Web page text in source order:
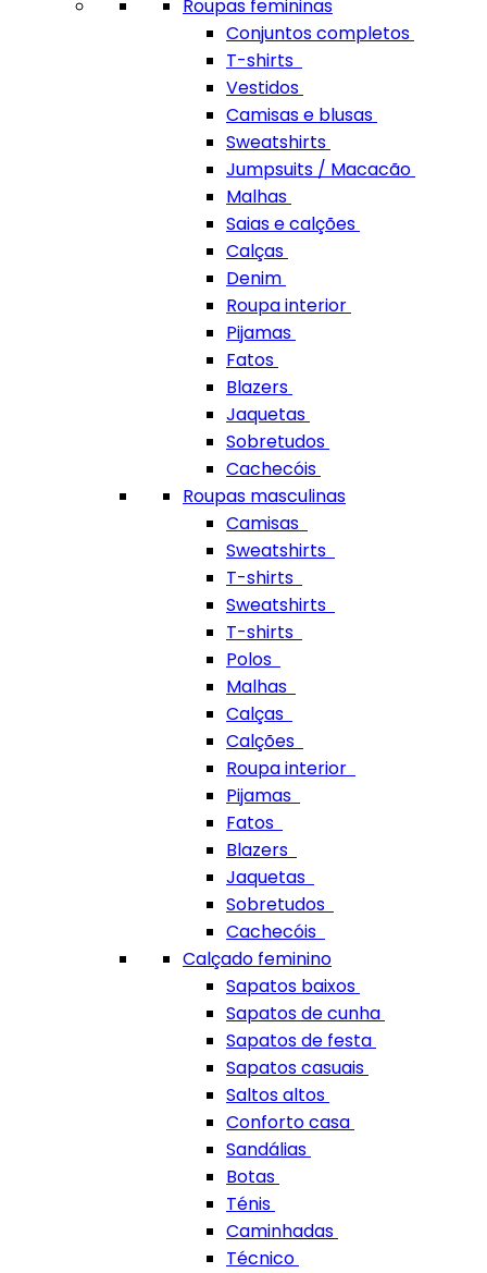
Roupas femininas
Conjuntos completos
T-shirts
Vestidos
Camisas e blusas
Sweatshirts
Jumpsuits / Macacão
Malhas
Saias e calções
Calças
Denim
Roupa interior
Pijamas
Fatos
Blazers
Jaquetas
Sobretudos
Cachecóis
Roupas masculinas
Camisas
Sweatshirts
T-shirts
Sweatshirts
T-shirts
Polos
Malhas
Calças
Calções
Roupa interior
Pijamas
Fatos
Blazers
Jaquetas
Sobretudos
Cachecóis
Calçado feminino
Sapatos baixos
Sapatos de cunha
Sapatos de festa
Sapatos casuais
Saltos altos
Conforto casa
Sandálias
Botas
Ténis
Caminhadas
Técnico